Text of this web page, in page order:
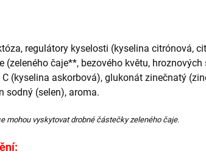
regulátory kyselosti (kyselina citrónová,
(zeleného čaje**, bezového květu,
C (kyselina askorbová), glukonát zinečnatý
sodný (selen), aroma.
mohou vyskytovat drobné částečky zeleného čaje.